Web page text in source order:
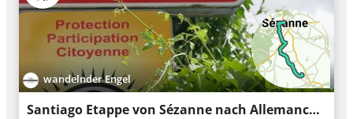
wandelnder Engel
Santiago Etappe von Sézanne nach Allemanche-Launay und Soigner